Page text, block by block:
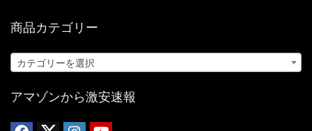
商品カテゴリー
カテゴリーを選択
アマゾンから激安速報